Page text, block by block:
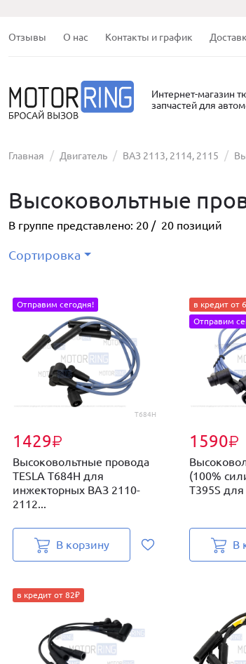
Отзывы О нас Контакты и график
Интернет-магазин
запчастей для
Главная Двигатель ВАЗ 2113, 2114, 2115
Высоковольтные
В группе представлено: 20 / 20 позиций
Сортировка
T684H
1429₽
Отправим сегодня!
Высоковольтные провода
TESLA T684H для
инжекторных ВАЗ 2110-
2112...
В корзину
1590₽
в кредит от
Отправим
(100%
T395S
В
в кредит от 82₽